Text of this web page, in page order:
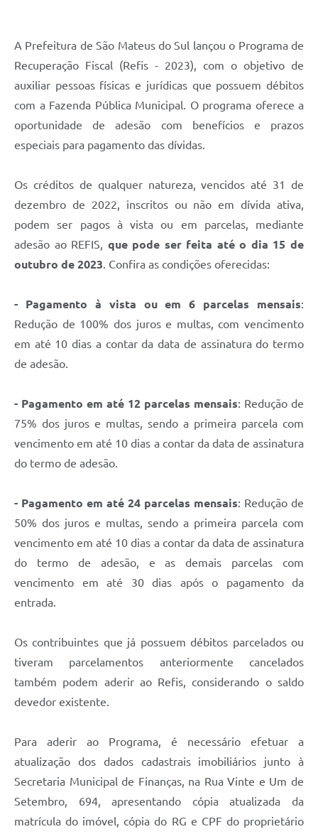
Cadastro para Castração
Feriados Municipais
Imprensa
Plantão das Funerárias
Serviço de Informação ao Cidadão
Galeria de Fotos
Audiências Públicas
Carta de Serviços
Galeria de Vídeos
Projetos
Logo Prefeitura de São Mateus do Sul
Links
Agenda
SIC
Briefing de Ações, Divulgações e Eventos
Solicitação de Remoção: Instituições Escolares
Telefones Úteis
A Prefeitura de São Mateus do Sul lançou o Programa de
Recuperação Fiscal (Refis - 2023), com o objetivo de
auxiliar pessoas físicas e jurídicas que possuem débitos
com a Fazenda Pública Municipal. O programa oferece a
oportunidade de adesão com benefícios e prazos
especiais para pagamento das dívidas.
Os créditos de qualquer natureza, vencidos até 31 de
dezembro de 2022, inscritos ou não em dívida ativa,
podem ser pagos à vista ou em parcelas, mediante
adesão ao REFIS, que pode ser feita até o dia 15 de
outubro de 2023. Confira as condições oferecidas:
- Pagamento à vista ou em 6 parcelas mensais:
Redução de 100% dos juros e multas, com vencimento
em até 10 dias a contar da data de assinatura do termo
de adesão.
- Pagamento em até 12 parcelas mensais: Redução de
75% dos juros e multas, sendo a primeira parcela com
vencimento em até 10 dias a contar da data de assinatura
do termo de adesão.
- Pagamento em até 24 parcelas mensais: Redução de
50% dos juros e multas, sendo a primeira parcela com
vencimento em até 10 dias a contar da data de assinatura
do termo de adesão, e as demais parcelas com
vencimento em até 30 dias após o pagamento da
entrada.
Os contribuintes que já possuem débitos parcelados ou
tiveram parcelamentos anteriormente cancelados
também podem aderir ao Refis, considerando o saldo
devedor existente.
Para aderir ao Programa, é necessário efetuar a
atualização dos dados cadastrais imobiliários junto à
Secretaria Municipal de Finanças, na Rua Vinte e Um de
Setembro, 694, apresentando cópia atualizada da
matrícula do imóvel, cópia do RG e CPF do proprietário